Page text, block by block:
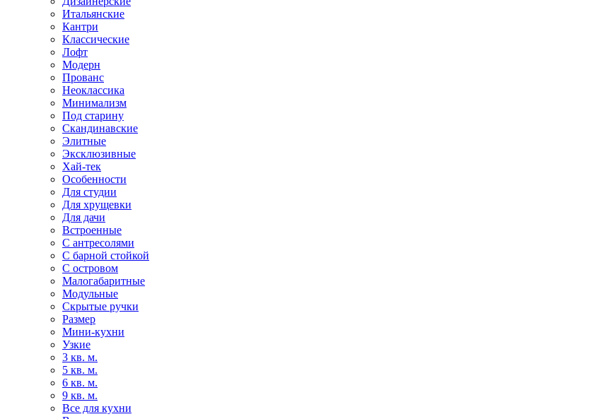
Итальянские
Кантри
Классические
Лофт
Модерн
Прованс
Неоклассика
Минимализм
Под старину
Скандинавские
Элитные
Эксклюзивные
Хай-тек
Особенности
Для студии
Для хрущевки
Для дачи
Встроенные
С антресолями
С барной стойкой
С островом
Малогабаритные
Модульные
Скрытые ручки
Размер
Мини-кухни
Узкие
3 кв. м.
5 кв. м.
6 кв. м.
9 кв. м.
Все для кухни